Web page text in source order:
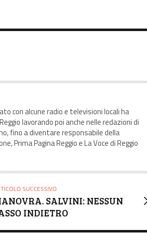
con alcune radio e televisioni locali ha
lavorando poi anche nelle redazioni di
fino a diventare responsabile della
Prima Pagina Reggio e La Voce di Reggio
SUCCESSIVO
SALVINI: NESSUN
INDIETRO